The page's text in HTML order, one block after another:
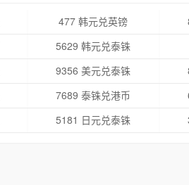
477 韩元兑英镑
5629 韩元兑泰铢
9356 美元兑泰铢
7689 泰铢兑港币
5181 日元兑泰铢